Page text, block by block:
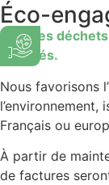
Éco-
Tous les
recyclés.
Nous favorisons
l’environnement,
Français ou
À partir de
de factures